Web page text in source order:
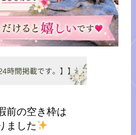
前の空き枠は
ました